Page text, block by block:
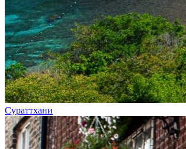
Сураттхани